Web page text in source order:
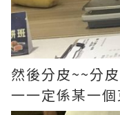
然後分皮~~分
一一定係某一